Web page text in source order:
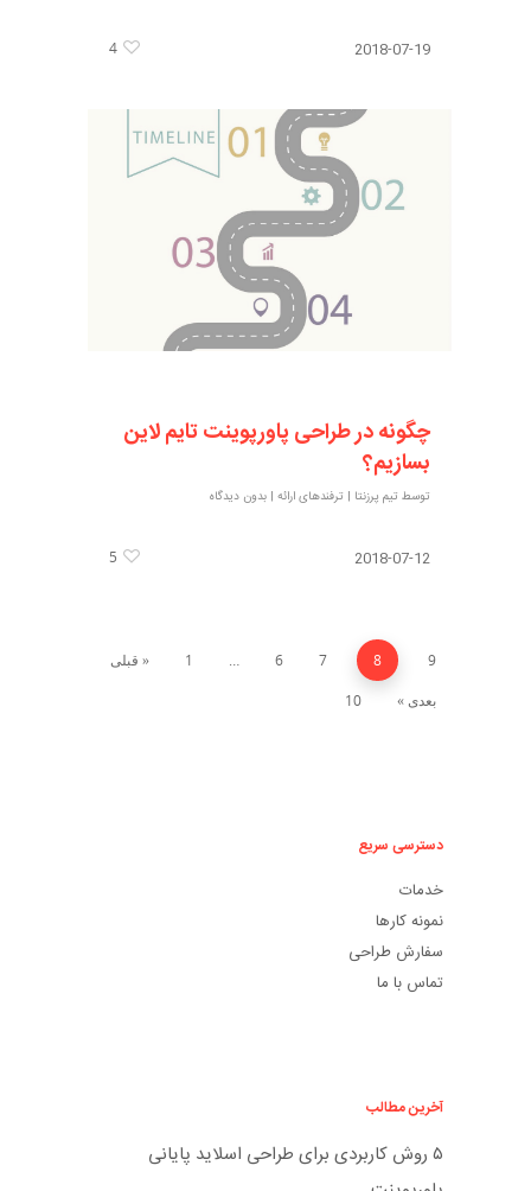
2018-07-19
4
چگونه در طراحی پاورپوینت تایم لاین
بسازیم؟
توسط تیم پرزنتا | ترفندهای ارائه |بدون دیدگاه
2018-07-12
5
« قبلی 1 … 6 7 8
9
10
بعدی »
دسترسی سریع
خدمات
نمونه کارها
سفارش طراحی
تماس با ما
آخرین مطالب
۵ روش کاربردی برای طراحی اسلاید پایانی